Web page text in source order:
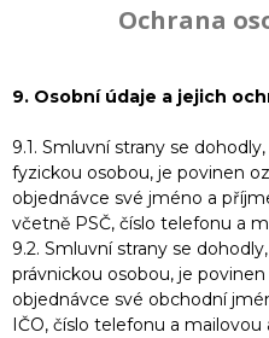
Ochrana
9. Osobní údaje a jejich
9.1. Smluvní strany se
fyzickou osobou, je povinen
objednávce své jméno a
včetně PSČ, číslo telefonu a
9.2. Smluvní strany se
právnickou osobou, je
objednávce své obchodní
IČO, číslo telefonu a mailovou